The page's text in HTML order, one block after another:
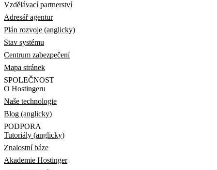
Vzdělávací partnerství
Adresář agentur
Plán rozvoje (anglicky)
Stav systému
Centrum zabezpečení
Mapa stránek
SPOLEČNOST
O Hostingeru
Naše technologie
Blog (anglicky)
PODPORA
Tutoriály (anglicky)
Znalostní báze
Akademie Hostinger